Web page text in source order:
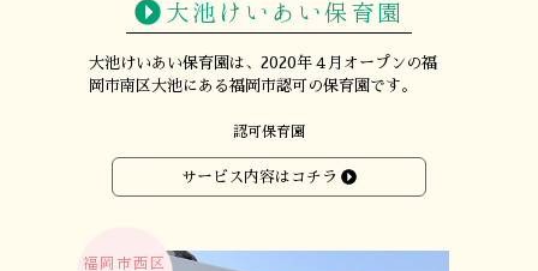
大池けいあい保育園
大池けいあい保育園は、 2020年４月オープンの福
岡市南区大池にある福岡市認可の保育園です。
認可保育園
サービス内容はコチラ
福岡市西区